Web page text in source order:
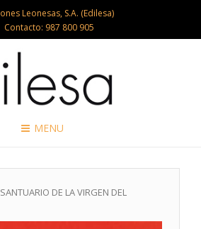
Leonesas, S.A. (Edilesa)
Contacto: 987 800 905
MENU
DE LA VIRGEN DEL